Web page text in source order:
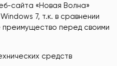
сайта «Новая Волна»
7, т.к. в сравнении
преимущество перед своими
средств